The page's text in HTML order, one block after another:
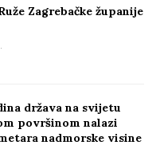
Zagrebačke županije
država na svijetu
površinom nalazi
nadmorske visine